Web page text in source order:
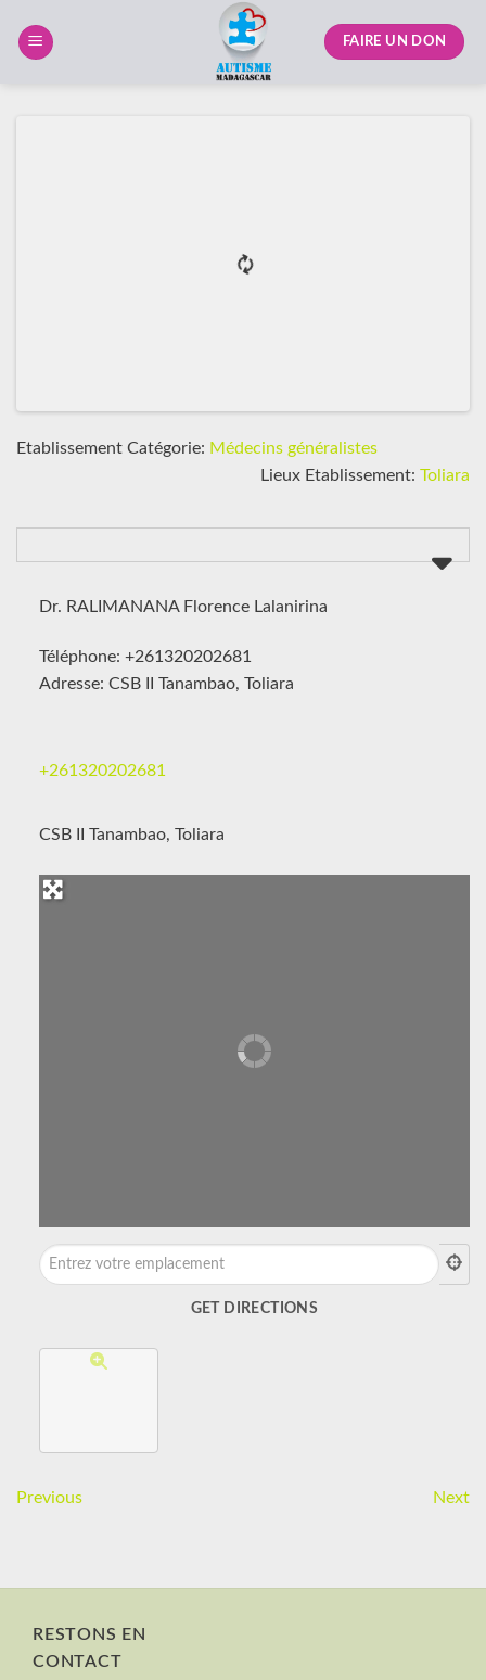
FAIRE UN DON
Etablissement Catégorie: Médecins généralistes
Lieux Etablissement: Toliara
Dr. RALIMANANA Florence Lalanirina
Téléphone: +261320202681
Adresse: CSB II Tanambao, Toliara
+261320202681
CSB II Tanambao, Toliara
Previous Next
RESTONS EN
CONTACT